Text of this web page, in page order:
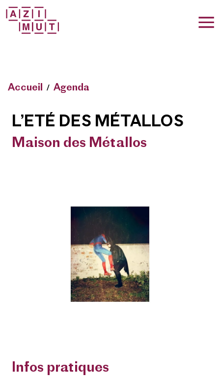
Accueil Agenda
L’ETÉ DES MÉTALLOS
Maison des Métallos
Infos pratiques